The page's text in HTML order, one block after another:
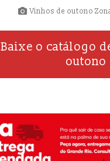
Vinhos de outono
Baixe o catálogo
outono